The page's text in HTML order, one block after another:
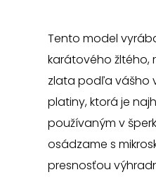
Tento model
karátového žltého,
zlata podľa vášho
platiny, ktorá je
používaným v
osádzame s
presnosťou